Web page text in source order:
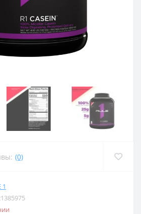
(0)
1